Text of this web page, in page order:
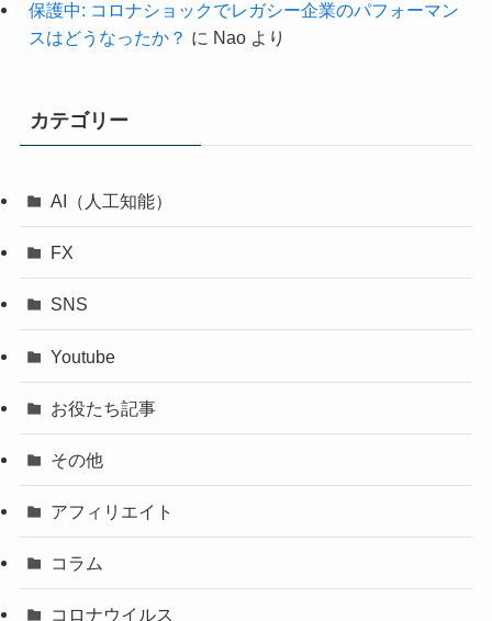
保護中: コロナショックでレガシー企業のパフォーマン
スはどうなったか？ に Naoより
カテゴリー
AI（人工知能）
FX
SNS
Youtube
お役たち記事
その他
アフィリエイト
コラム
コロナウイルス